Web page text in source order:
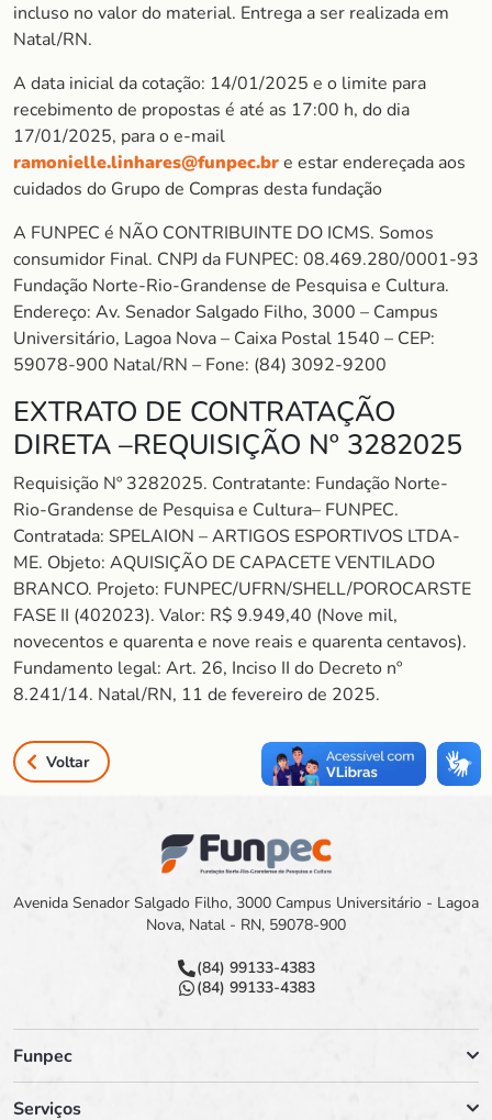
incluso no valor do material. Entrega a ser realizada em
Natal/RN.
A data inicial da cotação: 14/01/2025 e o limite para
recebimento de propostas é até as 17:00 h, do dia
17/01/2025, para o e-mail
ramonielle.linhares@funpec.bre estar endereçada aos
cuidados do Grupo de Compras desta fundação
A FUNPEC é NÃO CONTRIBUINTE DO ICMS. Somos
consumidor Final. CNPJ da FUNPEC: 08.469.280/0001-93
Fundação Norte-Rio-Grandense de Pesquisa e Cultura.
Endereço: Av. Senador Salgado Filho, 3000 – Campus
Universitário, Lagoa Nova – Caixa Postal 1540 – CEP:
59078-900 Natal/RN – Fone: (84) 3092-9200
EXTRATO DE CONTRATAÇÃO
DIRETA –REQUISIÇÃO Nº 3282025
Requisição Nº 3282025. Contratante: Fundação Norte-
Rio-Grandense de Pesquisa e Cultura– FUNPEC.
Contratada: SPELAION – ARTIGOS ESPORTIVOS LTDA-
ME. Objeto: AQUISIÇÃO DE CAPACETE VENTILADO
BRANCO. Projeto: FUNPEC/UFRN/SHELL/POROCARSTE
FASE II (402023). Valor: R$ 9.949,40 (Nove mil,
novecentos e quarenta e nove reais e quarenta centavos).
Fundamento legal: Art. 26, Inciso II do Decreto nº
8.241/14. Natal/RN, 11 de fevereiro de 2025.
Voltar
Avenida Senador Salgado Filho, 3000 Campus Universitário - Lagoa
Nova, Natal - RN, 59078-900
(84) 99133-4383
(84) 99133-4383
Funpec
Serviços